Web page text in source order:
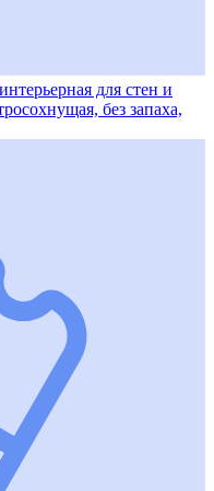
для стен и
без запаха,